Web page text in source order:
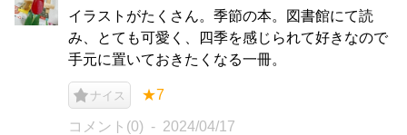
イラストがたくさん。季節の本。図書館にて読
み、とても可愛く、四季を感じられて好きなので
手元に置いておきたくなる一冊。
ナイス ★7
コメント(0) 2024/04/17